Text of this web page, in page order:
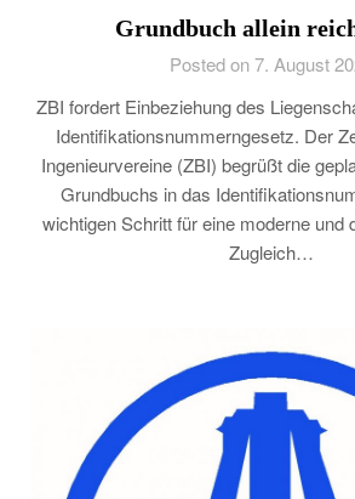
Grundbuch allein
Posted on 7. August
ZBI fordert Einbeziehung des
Identifikationsnummerngesetz. Der
Ingenieurvereine (ZBI) begrüßt die
Grundbuchs in das
wichtigen Schritt für eine moderne und
Zugleich…